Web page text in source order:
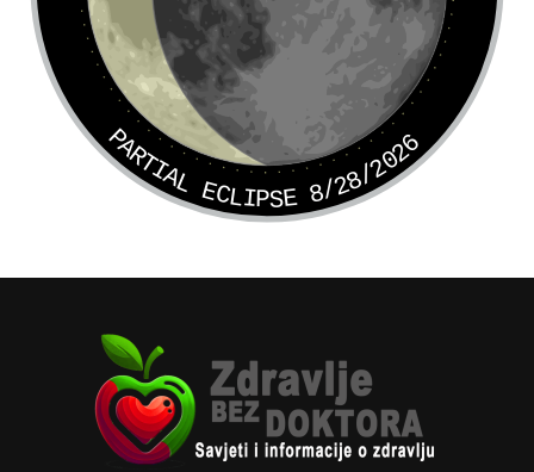
PARTIAL ECLIPSE 8/28/2026